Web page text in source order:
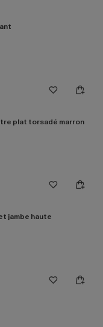
plat torsadé marron
jambe haute